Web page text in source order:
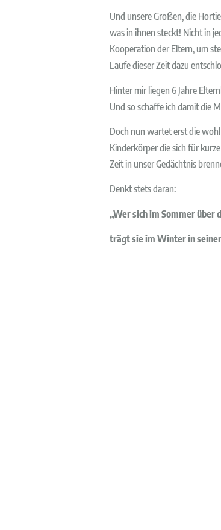
Und unsere Großen, die
was in ihnen steckt! Nicht in
Kooperation der Eltern, um
Laufe dieser Zeit dazu
Hinter mir liegen 6 Jahre
Und so schaffe ich damit die
Doch nun wartet erst die
Kinderkörper die sich für
Zeit in unser Gedächtnis
Denkt stets daran:
„Wer sich im Sommer über
trägt sie im Winter in